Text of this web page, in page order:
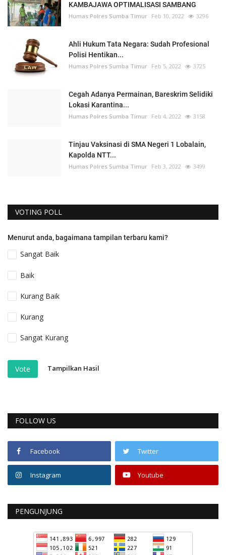
KAMBAJAWA OPTIMALISASI SAMBANG
Humas Polres Sumba Timur Feb 10, 2022 3296
Ahli Hukum Tata Negara: Sudah Profesional
Polisi Hentikan...
Humas Polres Sumba Timur Feb 5, 2022 3725
Cegah Adanya Permainan, Bareskrim Selidiki
Lokasi Karantina...
Humas Polres Sumba Timur Feb 4, 2022 3158
Tinjau Vaksinasi di SMA Negeri 1 Lobalain,
Kapolda NTT...
Humas Polres Sumba Timur Feb 3, 2022 3499
VOTING POLL
Menurut anda, bagaimana tampilan terbaru kami?
Sangat Baik
Baik
Kurang Baik
Kurang
Sangat Kurang
Vote Tampilkan Hasil
FOLLOW US
Facebook Twitter
Instagram Youtube
PENGUNJUNG